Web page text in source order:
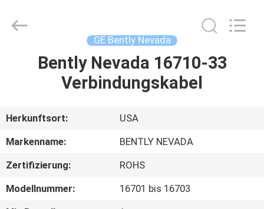
PRODUKTE
ÜBER
GE Bently Nevada
Bently Nevada 16710-33
Verbindungskabel
Herkunftsort:
USA
Markenname:
BENTLY NEVADA
Zertifizierung:
ROHS
Modellnummer:
16701 bis 16703